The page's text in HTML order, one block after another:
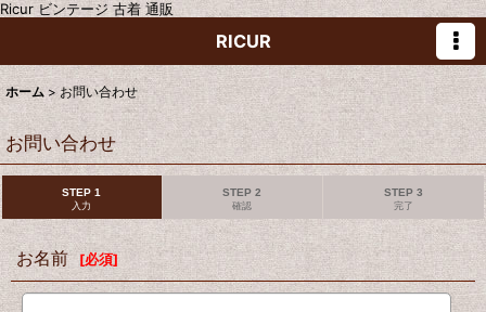
Ricur ビンテージ 古着 通販
RICUR
ホーム > お問い合わせ
お問い合わせ
STEP 1
入力
STEP 2
確認
STEP 3
完了
お名前 [必須]